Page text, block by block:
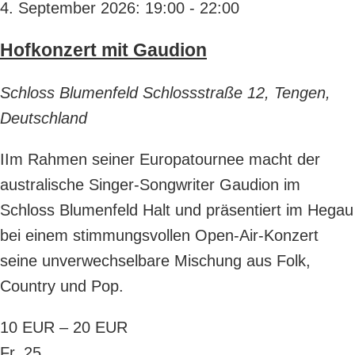
4. September 2026: 19:00 - 22:00
Hofkonzert mit Gaudion
Schloss Blumenfeld Schlossstraße 12, Tengen,
Deutschland
IIm Rahmen seiner Europatournee macht der
australische Singer-Songwriter Gaudion im
Schloss Blumenfeld Halt und präsentiert im Hegau
bei einem stimmungsvollen Open-Air-Konzert
seine unverwechselbare Mischung aus Folk,
Country und Pop.
10 EUR – 20 EUR